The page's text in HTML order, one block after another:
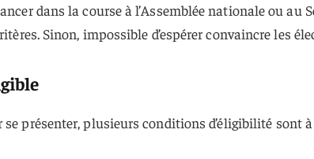
dans la course à l’Assemblée nationale ou au
Sinon, impossible d’espérer convaincre les
se présenter, plusieurs conditions d’éligibilité sont